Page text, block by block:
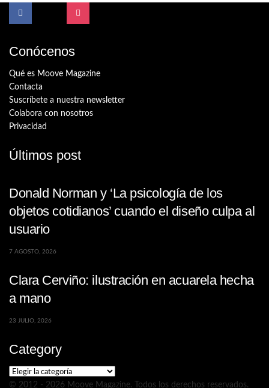
Conócenos
Qué es Moove Magazine
Contacta
Suscríbete a nuestra newsletter
Colabora con nosotros
Privacidad
Últimos post
Donald Norman y ‘La psicología de los
objetos cotidianos’ cuando el diseño culpa al
usuario
7 AGOSTO, 2026
Clara Cerviño: ilustración en acuarela hecha
a mano
23 JULIO, 2026
Category
Category
© 2012 - 2026 Moove Magazine. Todos los derechos reservados.